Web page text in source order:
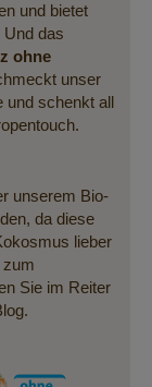
und bietet
das
ohne
unser
und schenkt all
unserem Bio-
da diese
lieber
zum
Sie im Reiter